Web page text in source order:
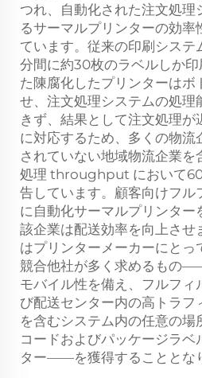
つれ、自動化された注文処理
るサーマルプリンターの効率
ています。従来の印刷システ
分間に約30枚のラベルしか
た陳腐化したプリンターはボ
せ、注文処理システムの処理
きず、結果として注文処理が
に対応するため、多くの物流
されていない地域物流企業
処理 throughput において60
告しています。顧客向けフル
に自動化サーマルプリンター
該企業は配送効率を向上させ
はプリンターメーカーにとっ
競合他社が多く求めるもの
モバイル性を備え、フルフィ
び配送センター内の高トラ
を含むシステム内の任意の場
コードおよびパッケージラベ
ター——を獲得することとな